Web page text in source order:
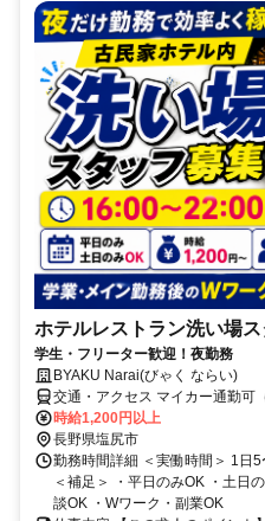
ホテルレストラン洗い場ス
学生・フリーター歓迎！夜勤務
BYAKU Narai(びゃく ならい)
交通・アクセス マイカー通勤可
井駅」より徒歩5分
時給1,200円以上
長野県塩尻市
勤務時間詳細 ＜実働時間＞ 1日
＜補足＞ ・平日のみOK ・土日
談OK ・Wワーク・副業OK